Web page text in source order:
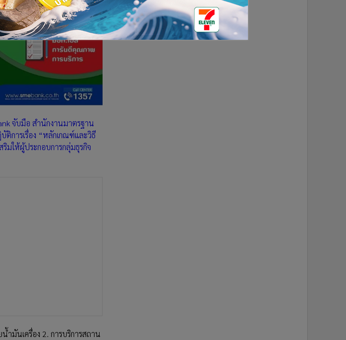
จับมือ สำนักงานมาตรฐาน
การเรื่อง “หลักเกณฑ์และวิธี
มให้ผู้ประกอบการกลุ่มธุรกิจ
ำมันเครื่อง 2. การบริการสถาน